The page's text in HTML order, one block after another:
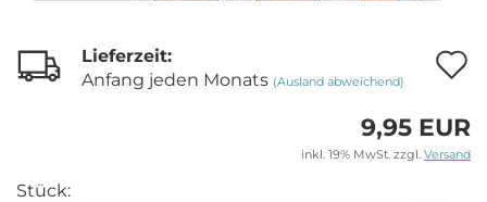
Lieferzeit:
Anfang jeden Monats (Ausland abweichend)
9,95 EUR
inkl. 19% MwSt. zzgl. Versand
Stück: